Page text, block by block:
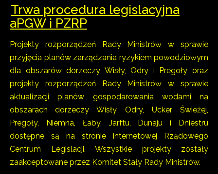
Trwa procedura legislacyjna
aPGW i PZRP
Projekty rozporządzeń Rady Ministrów w sprawie
przyjęcia planów zarządzania ryzykiem powodziowym
dla obszarów dorzeczy Wisły, Odry i Pregoły oraz
projekty rozporządzeń Rady Ministrów w sprawie
aktualizacji planów gospodarowania wodami na
obszarach dorzeczy Wisły, Odry, Ucker, Świeżej,
Pregoły, Niemna, Łaby, Jarftu, Dunaju i Dniestru
dostępne są na stronie internetowej Rządowego
Centrum Legislacji. Wszystkie projekty zostały
zaakceptowane przez Komitet Stały Rady Ministrów.